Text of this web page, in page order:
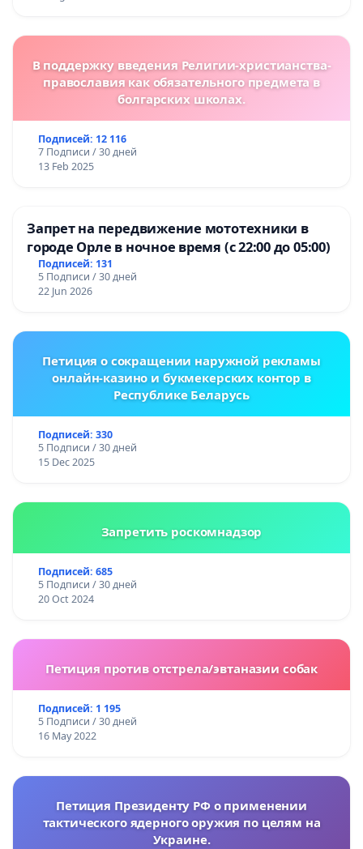
В поддержку введения Религии-христианства-
православия как обязательного предмета в
болгарских школах.
Подписей: 12 116
7 Подписи / 30 дней
13 Feb 2025
Запрет на передвижение мототехники в
городе Орле в ночное время (с 22:00 до 05:00)
Подписей: 131
5 Подписи / 30 дней
22 Jun 2026
Петиция о сокращении наружной рекламы
онлайн-казино и букмекерских контор в
Республике Беларусь
Подписей: 330
5 Подписи / 30 дней
15 Dec 2025
Запретить роскомнадзор
Подписей: 685
5 Подписи / 30 дней
20 Oct 2024
Петиция против отстрела/эвтаназии собак
Подписей: 1 195
5 Подписи / 30 дней
16 May 2022
Петиция Президенту РФ о применении
тактического ядерного оружия по целям на
Украине.